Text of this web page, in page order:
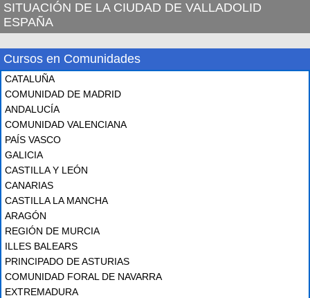
SITUACIÓN DE LA CIUDAD DE VALLADOLID
ESPAÑA
Cursos en Comunidades
CATALUÑA
COMUNIDAD DE MADRID
ANDALUCÍA
COMUNIDAD VALENCIANA
PAÍS VASCO
GALICIA
CASTILLA Y LEÓN
CANARIAS
CASTILLA LA MANCHA
ARAGÓN
REGIÓN DE MURCIA
ILLES BALEARS
PRINCIPADO DE ASTURIAS
COMUNIDAD FORAL DE NAVARRA
EXTREMADURA